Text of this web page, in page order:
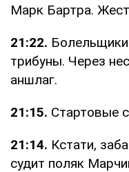
Марк Бартра.
21:22.
трибуны. Через
аншлаг.
21:15. Стартовые
21:14. Кстати,
судит поляк